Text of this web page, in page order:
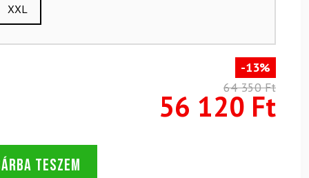
XXL
-13%
64 350 Ft
56 120 Ft
TESZEM